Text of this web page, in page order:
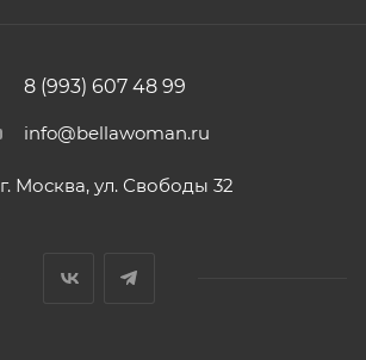
8 (993) 607 48 99
info@bellawoman.ru
г. Москва, ул. Свободы 32